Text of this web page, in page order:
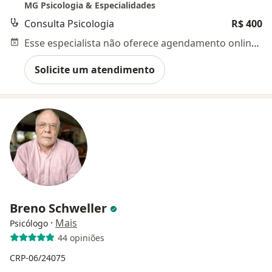
MG Psicologia & Especialidades
Consulta Psicologia
R$ 400
Esse especialista não oferece agendamento online para esse endereço.
Solicite um atendimento
Breno Schweller
Psicólogo · Mais
44 opiniões
CRP-06/24075